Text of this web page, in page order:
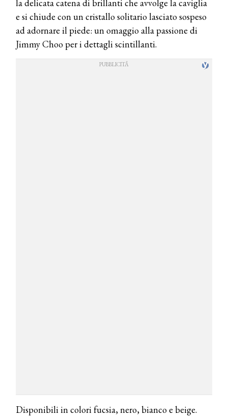
la delicata catena di brillanti che avvolge la caviglia
e si chiude con un cristallo solitario lasciato sospeso
ad adornare il piede: un omaggio alla passione di
Jimmy Choo per i dettagli scintillanti.
Disponibili in colori fucsia, nero, bianco e beige.